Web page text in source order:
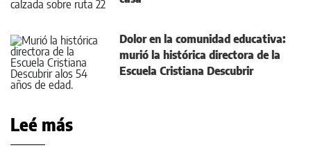
Dolor en la comunidad educativa:
murió la histórica directora de la
Escuela Cristiana Descubrir
Leé más